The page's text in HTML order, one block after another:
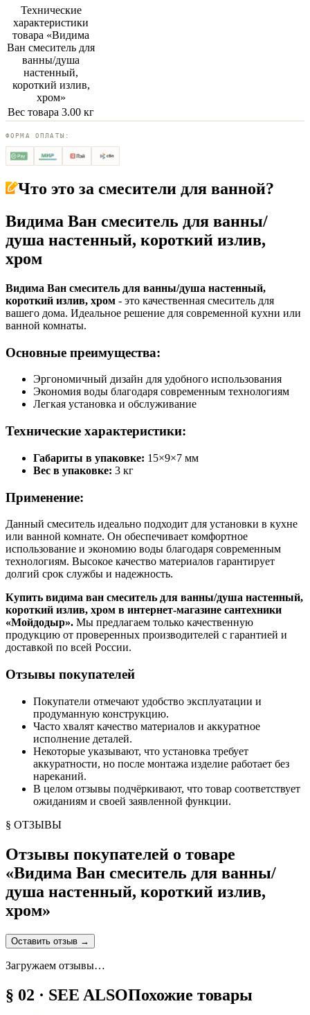
Технические
характеристики
товара «Видима
Ван смеситель для
ванны/душа
настенный,
короткий излив,
хром»
Вес товара 3.00 кг
ФОРМА ОПЛАТЫ:
Что это за смесители для ванной?
Видима Ван смеситель для ванны/
душа настенный, короткий излив,
хром
Видима Ван смеситель для ванны/душа настенный,
короткий излив, хром - это качественная смеситель для
вашего дома. Идеальное решение для современной кухни или
ванной комнаты.
Основные преимущества:
Эргономичный дизайн для удобного использования
Экономия воды благодаря современным технологиям
Легкая установка и обслуживание
Технические характеристики:
Габариты в упаковке: 15×9×7 мм
Вес в упаковке: 3 кг
Применение:
Данный смеситель идеально подходит для установки в кухне
или ванной комнате. Он обеспечивает комфортное
использование и экономию воды благодаря современным
технологиям. Высокое качество материалов гарантирует
долгий срок службы и надежность.
Купить видима ван смеситель для ванны/душа настенный,
короткий излив, хром в интернет-магазине сантехники
«Мойдодыр». Мы предлагаем только качественную
продукцию от проверенных производителей с гарантией и
доставкой по всей России.
Отзывы покупателей
Покупатели отмечают удобство эксплуатации и
продуманную конструкцию.
Часто хвалят качество материалов и аккуратное
исполнение деталей.
Некоторые указывают, что установка требует
аккуратности, но после монтажа изделие работает без
нареканий.
В целом отзывы подчёркивают, что товар соответствует
ожиданиям и своей заявленной функции.
§ ОТЗЫВЫ
Отзывы покупателей о товаре
«Видима Ван смеситель для ванны/
душа настенный, короткий излив,
хром»
Оставить отзыв →
Загружаем отзывы…
§ 02 · SEE ALSOПохожие товары